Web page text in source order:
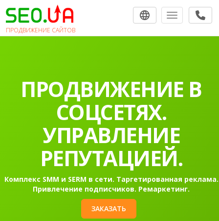
ПРОДВИЖЕНИЕ САЙТОВ
Toggle
ПРОДВИЖЕНИЕ
САЙТОВ В
ПОИСКОВЫХ
СИСТЕМАХ.
Раскрутка сайта в Гугл в топ-10 на первую страницу
Контекстная реклама Google Ads.
ЗАКАЗАТЬ